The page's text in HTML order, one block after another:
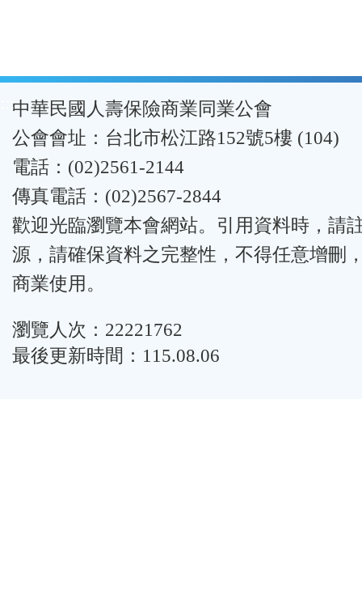
:::中華民國人壽保險商業同業公會
公會會址：台北市松江路152號5樓 (104)
電話：(02)2561-2144
傳真電話：(02)2567-2844
歡迎光臨瀏覽本會網站。引用資料時，請
源，請確保資料之完整性，不得任意增刪
商業使用。
瀏覽人次：22221762
最後更新時間：115.08.06